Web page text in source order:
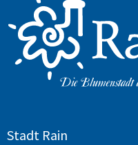
Stadt Rain